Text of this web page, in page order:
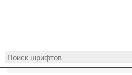
MyFonts.ru